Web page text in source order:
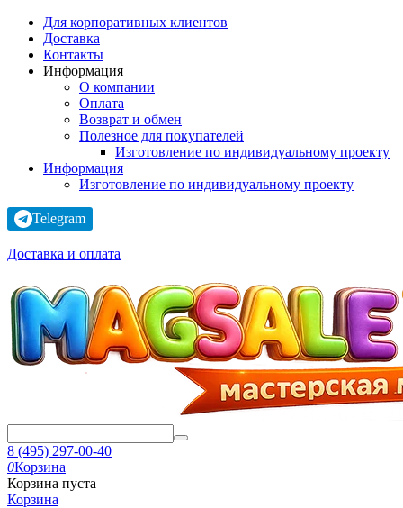
Для корпоративных клиентов
Доставка
Контакты
Информация
О компании
Оплата
Возврат и обмен
Полезное для покупателей
Изготовление по индивидуальному проекту
Информация
Изготовление по индивидуальному проекту
Telegram
Доставка и оплата
8 (495) 297-00-40
0Корзина
Корзина пуста
Корзина